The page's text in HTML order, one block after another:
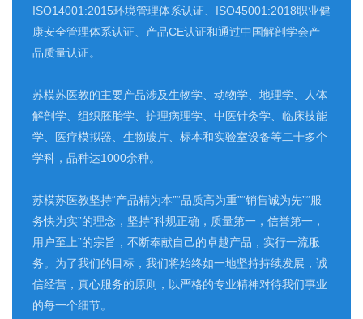
ISO14001:2015环境管理体系认证、ISO45001:2018职业健
康安全管理体系认证、产品CE认证和通过中国解剖学会产
品质量认证。
苏模苏医教的主要产品涉及生物学、动物学、地理学、人体
解剖学、组织胚胎学、护理病理学、中医针灸学、临床技能
学、医疗模拟器、生物玻片、标本和实验室设备等二十多个
学科，品种达1000余种。
苏模苏医教坚持“产品精为本”“品质高为重”“销售诚为先”“服
务快为实”的理念，坚持“科规正确，质量第一，信誉第一，
用户至上”的宗旨，不断奉献自己的卓越产品，实行一流服
务。为了我们的目标，我们将始终如一地坚持持续发展，诚
信经营，真心服务的原则，以严格的专业精神对待我们事业
的每一个细节。